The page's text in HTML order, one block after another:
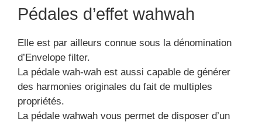
Pédales d’effet wahwah
Elle est par ailleurs connue sous la dénomination
d’Envelope filter.
La pédale wah-wah est aussi capable de générer
des harmonies originales du fait de multiples
propriétés.
La pédale wahwah vous permet de disposer d’un